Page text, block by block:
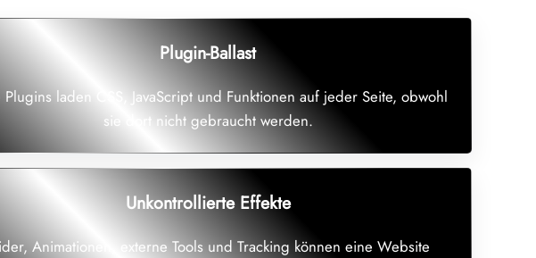
Plugin-Ballast
laden CSS, JavaScript und Funktionen auf jeder Seite, obwohl
sie dort nicht gebraucht werden.
Unkontrollierte Effekte
Animationen, externe Tools und Tracking können eine Website